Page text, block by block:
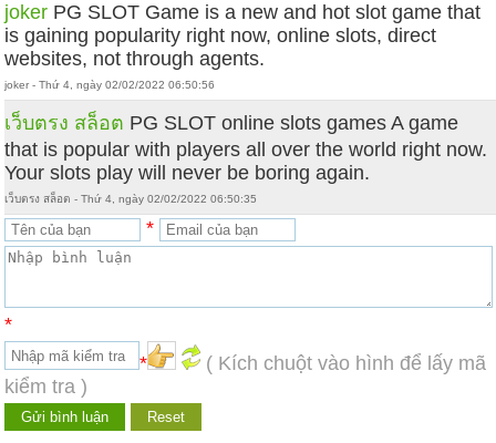
joker PG SLOT Game is a new and hot slot game that
is gaining popularity right now, online slots, direct
websites, not through agents.
joker - Thứ 4, ngày 02/02/2022 06:50:56
เว็บตรง สล็อต PG SLOT online slots games A game
that is popular with players all over the world right now.
Your slots play will never be boring again.
เว็บตรง สล็อต - Thứ 4, ngày 02/02/2022 06:50:35
*
*
*
( Kích chuột vào hình để lấy mã
kiểm tra )